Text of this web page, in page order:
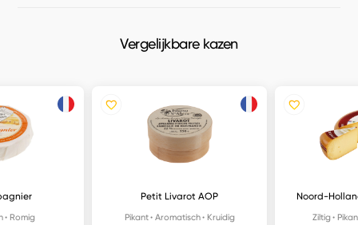
Vergelijkbare kazen
Romig
Petit Livarot AOP
Pikant Aromatisch Kruidig
Noord-
Ziltig